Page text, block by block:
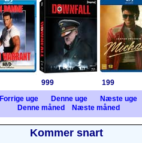
999
199
Forrige uge
Denne uge
Næste uge
Denne måned
Næste måned
Kommer snart